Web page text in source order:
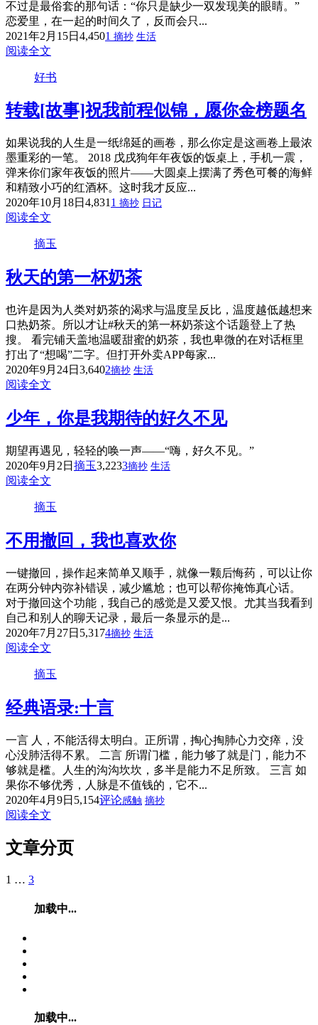
不过是最俗套的那句话：“你只是缺少一双发现美的眼睛。”
恋爱里，在一起的时间久了，反而会只...
2021年2月15日 4,4501 摘抄 生活
阅读全文
好书
转载[故事]祝我前程似锦，愿你金榜题名
如果说我的人生是一纸绵延的画卷，那么你定是这画卷上最浓
墨重彩的一笔。 2018 戊戌狗年年夜饭的饭桌上，手机一震，
弹来你们家年夜饭的照片——大圆桌上摆满了秀色可餐的海鲜
和精致小巧的红酒杯。这时我才反应...
2020年10月18日 4,831 1 摘抄 日记
阅读全文
摘玉
秋天的第一杯奶茶
也许是因为人类对奶茶的渴求与温度呈反比，温度越低越想来
口热奶茶。所以才让#秋天的第一杯奶茶这个话题登上了热
搜。 看完铺天盖地温暖甜蜜的奶茶，我也卑微的在对话框里
打出了“想喝”二字。但打开外卖APP每家...
2020年9月24日 3,6402摘抄 生活
阅读全文
少年，你是我期待的好久不见
期望再遇见，轻轻的唤一声——“嗨，好久不见。”
2020年9月2日 摘玉3,2233摘抄 生活
阅读全文
摘玉
不用撤回，我也喜欢你
一键撤回，操作起来简单又顺手，就像一颗后悔药，可以让你
在两分钟内弥补错误，减少尴尬；也可以帮你掩饰真心话。
对于撤回这个功能，我自己的感觉是又爱又恨。尤其当我看到
自己和别人的聊天记录，最后一条显示的是...
2020年7月27日 5,3174摘抄 生活
阅读全文
摘玉
经典语录:十言
一言 人，不能活得太明白。正所谓，掏心掏肺心力交瘁，没
心没肺活得不累。 二言 所谓门槛，能力够了就是门，能力不
够就是槛。人生的沟沟坎坎，多半是能力不足所致。 三言 如
果你不够优秀，人脉是不值钱的，它不...
2020年4月9日 5,154评论感触 摘抄
阅读全文
文章分页
1 … 3
加载中...
加载中...